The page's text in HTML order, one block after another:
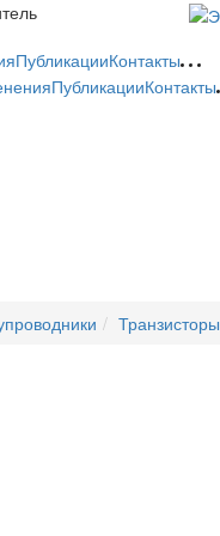
ПубликацииКонтакты
ПубликацииКонтакты
Транзисторы